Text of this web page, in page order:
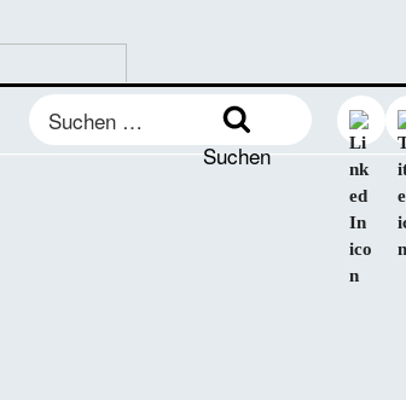
Suchen
nach:
Suchen